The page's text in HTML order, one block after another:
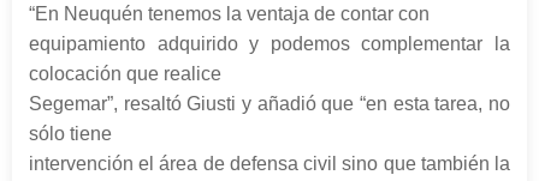
“En Neuquén tenemos la ventaja de contar con
equipamiento adquirido y podemos complementar la
colocación que realice
Segemar”, resaltó Giusti y añadió que “en esta tarea, no
sólo tiene
intervención el área de defensa civil sino que también la